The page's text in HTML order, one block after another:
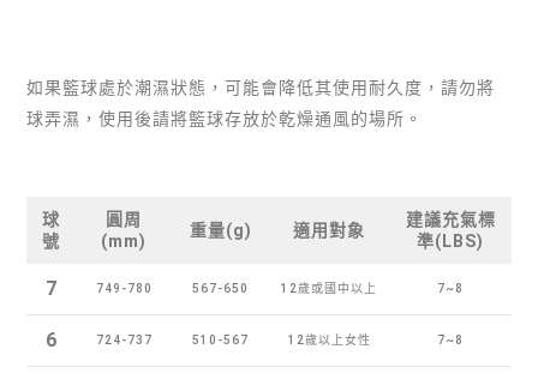
如果籃球處於潮濕狀態，可能會降低其使用耐久度，請勿將
球弄濕，使用後請將籃球存放於乾燥通風的場所。
球
號
圓周
(mm)
重量(g) 適用對象
建議充氣標
準(LBS)
7 749-780 567-650 12歲或國中以上 7~8
6 724-737 510-567 12歲以上女性 7~8